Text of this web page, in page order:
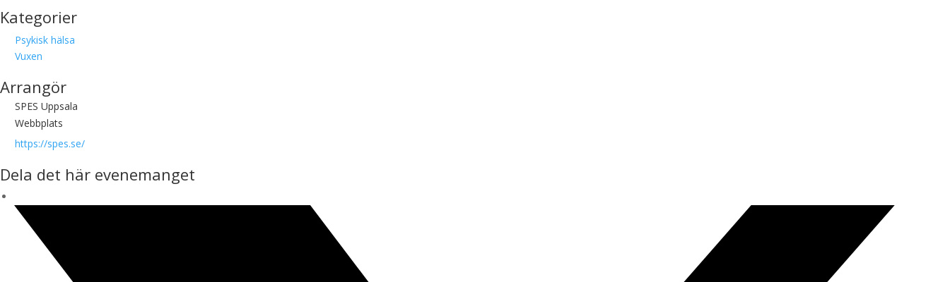
Kategorier
Psykisk hälsa
Vuxen
Arrangör
SPES Uppsala
Webbplats
https://spes.se/
Dela det här evenemanget